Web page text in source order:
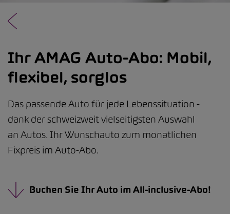
Ihr AMAG Auto-Abo: Mobil,
flexibel, sorglos
Das passende Auto für jede Lebenssituation -
dank der schweizweit vielseitigsten Auswahl
an Autos. Ihr Wunschauto zum monatlichen
Fixpreis im Auto-Abo.
Buchen Sie Ihr Auto im All-inclusive-Abo!